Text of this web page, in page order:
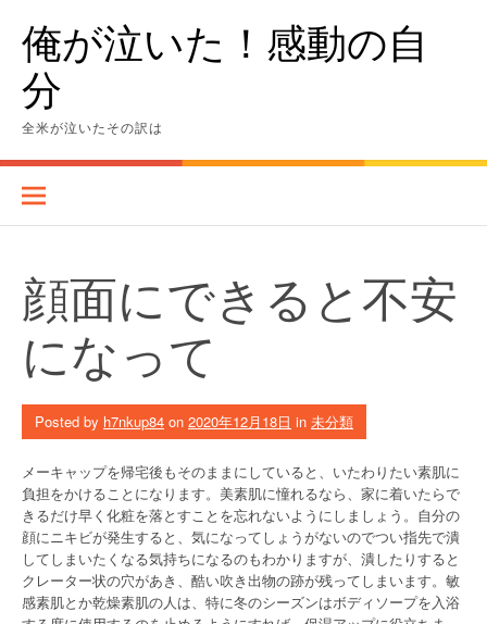
content俺が泣いた！感動の自
分
全米が泣いたその訳は
顔面にできると不安
になって
Posted by h7nkup84 on 2020年12月18日 in 未分類
メーキャップを帰宅後もそのままにしていると、いたわりたい素肌に
負担をかけることになります。美素肌に憧れるなら、家に着いたらで
きるだけ早く化粧を落とすことを忘れないようにしましょう。自分の
顔にニキビが発生すると、気になってしょうがないのでつい指先で潰
してしまいたくなる気持ちになるのもわかりますが、潰したりすると
クレーター状の穴があき、酷い吹き出物の跡が残ってしまいます。敏
感素肌とか乾燥素肌の人は、特に冬のシーズンはボディソープを入浴